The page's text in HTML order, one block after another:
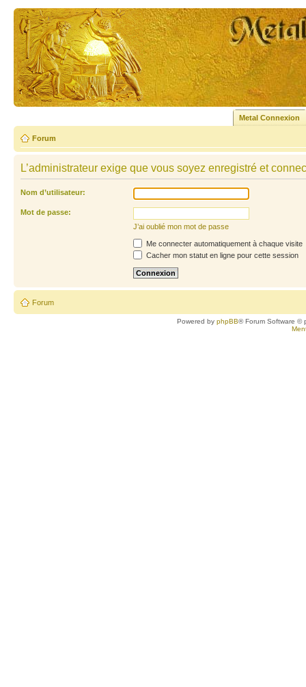
Metal Connexion
Forum
L’administrateur exige que vous soyez enregistré et
Nom d’utilisateur:
Mot de passe:
J’ai oublié mon mot de passe
Me connecter automatiquement à chaque visite
Cacher mon statut en ligne pour cette session
Forum
Powered byphpBB® Forum Software ©